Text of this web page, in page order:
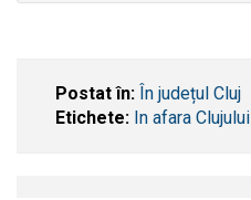
Postat în: În județul Cluj
Etichete: In afara Clujului